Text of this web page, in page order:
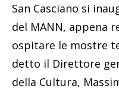
San Casciano si
del MANN, appena
ospitare le mostre
detto il Direttore
della Cultura,